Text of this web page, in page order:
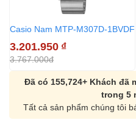
Casio Nam MTP-M307D-1BVDF
3.201.950 ₫
3.767.000đ
Đã có 155,724+ Khách đã
trong 5
Tất cả sản phẩm chúng tôi